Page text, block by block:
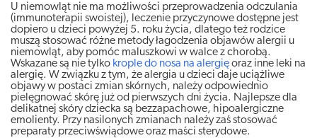
U niemowląt nie ma możliwości przeprowadzenia odczulania
(immunoterapii swoistej), leczenie przyczynowe dostępne jest
dopiero u dzieci powyżej 5. roku życia, dlatego też rodzice
muszą stosować różne metody łagodzenia objawów alergii u
niemowląt, aby pomóc maluszkowi w walce z chorobą.
Wskazane są nie tylko krople do nosa na alergięoraz inne leki na
alergię. W związku z tym, że alergia u dzieci daje uciążliwe
objawy w postaci zmian skórnych, należy odpowiednio
pielęgnować skórę już od pierwszych dni życia. Najlepsze dla
delikatnej skóry dziecka są bezzapachowe, hipoalergiczne
emolienty. Przy nasilonych zmianach należy zaś stosować
preparaty przeciwświądowe oraz maści sterydowe.